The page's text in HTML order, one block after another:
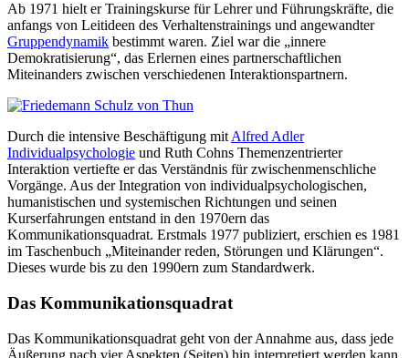
Ab 1971 hielt er Trainingskurse für Lehrer und Führungskräfte, die
anfangs von Leitideen des Verhaltenstrainings und angewandter
Gruppendynamik bestimmt waren. Ziel war die „innere
Demokratisierung“, das Erlernen eines partnerschaftlichen
Miteinanders zwischen verschiedenen Interaktionspartnern.
Durch die intensive Beschäftigung mit Alfred Adler
Individualpsychologie und Ruth Cohns Themenzentrierter
Interaktion vertiefte er das Verständnis für zwischenmenschliche
Vorgänge. Aus der Integration von individualpsychologischen,
humanistischen und systemischen Richtungen und seinen
Kurserfahrungen entstand in den 1970ern das
Kommunikationsquadrat. Erstmals 1977 publiziert, erschien es 1981
im Taschenbuch „Miteinander reden, Störungen und Klärungen“.
Dieses wurde bis zu den 1990ern zum Standardwerk.
Das Kommunikationsquadrat
Das Kommunikationsquadrat geht von der Annahme aus, dass jede
Äußerung nach vier Aspekten (Seiten) hin interpretiert werden kann